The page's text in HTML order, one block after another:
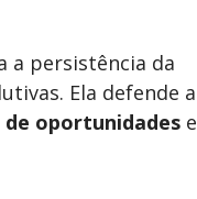
a persistência da
Ela defende a
de oportunidades e